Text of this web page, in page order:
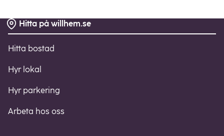
Sidfot
Hitta på willhem.se
Hitta bostad
Hyr lokal
Hyr parkering
Arbeta hos oss